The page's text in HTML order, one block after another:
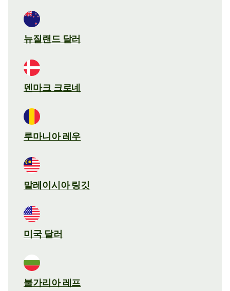
뉴질랜드 달러
덴마크 크로네
루마니아 레우
말레이시아 링깃
미국 달러
불가리아 레프